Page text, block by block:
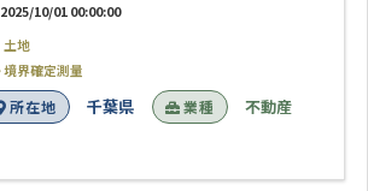
2025/10/01 00:00:00
土地
境界確定測量
所在地 千葉県 業種 不動産